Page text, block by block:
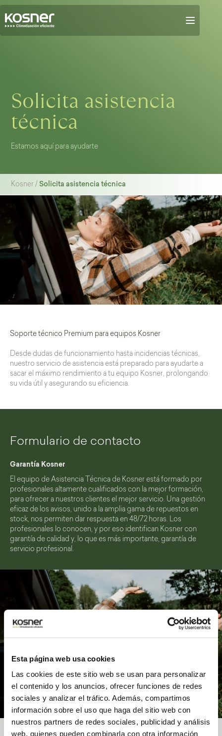
Esta página web usa cookies
Las cookies de este sitio web se usan para personalizar
el contenido y los anuncios, ofrecer funciones de redes
sociales y analizar el tráfico. Además, compartimos
información sobre el uso que haga del sitio web con
nuestros partners de redes sociales, publicidad y análisis
web, quienes pueden combinarla con otra información
Solicita asistencia
técnica
Estamos aquí para ayudarte
Kosner / Solicita asistencia técnica
Soporte técnico Premium para equipos Kosner
Desde dudas de funcionamiento hasta incidencias técnicas,
nuestro servicio de asistencia está preparado para ayudarte a
sacar el máximo rendimiento a tu equipo Kosner, prolongando
su vida útil y asegurando su eficiencia.
Formulario de contacto
Garantía Kosner
El equipo de Asistencia Técnica de Kosner está formado por
profesionales altamente cualificados con la mejor formación,
para ofrecer a nuestros clientes el mejor servicio. Una gestión
eficaz de los avisos, unido a la amplia gama de repuestos en
stock, nos permiten dar respuesta en 48/72 horas. Los
profesionales lo conocen, y por eso identifican Kosner con
garantía de calidad y, lo que es más importante, garantía de
servicio profesional.